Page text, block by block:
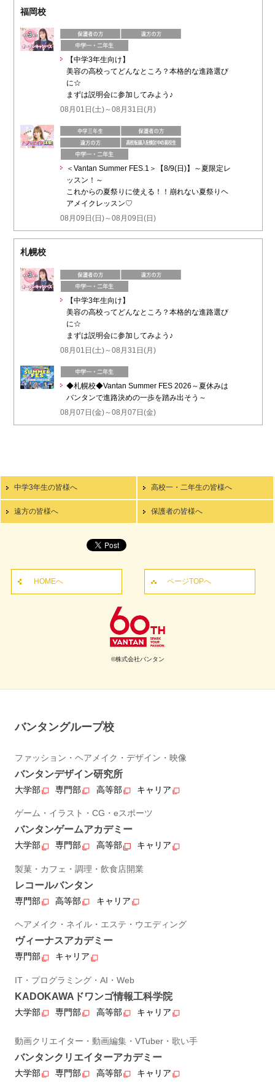
福岡校
【中学3年生向け】
美容の高校ってどんなところ？本格的な進路選び
に☆
まずは説明会に参加してみよう♪
08月01日(土)～08月31日(月)
＜Vantan Summer FES.1＞【8/9(日)】～夏限定レ
ッスン！～
これからの夏祭りに使える！！崩れない夏祭りヘ
アメイクレッスン♡
08月09日(日)～08月09日(日)
札幌校
【中学3年生向け】
美容の高校ってどんなところ？本格的な進路選び
に☆
まずは説明会に参加してみよう♪
08月01日(土)～08月31日(月)
◆札幌校◆Vantan Summer FES 2026～夏休みは
バンタンで進路決めの一歩を踏み出そう～
08月07日(金)～08月07日(金)
中学3年生の皆様へ 高校一・二年生の皆様へ
遠方の皆様へ 保護者の皆様へ
HOMEへ ページTOPへ
©株式会社バンタン
バンタングループ校
ファッション・ヘアメイク・デザイン・映像
バンタンデザイン研究所
大学部 専門部 高等部 キャリア
ゲーム・イラスト・CG・eスポーツ
バンタンゲームアカデミー
大学部 専門部 高等部 キャリア
製菓・カフェ・調理・飲食店開業
レコールバンタン
専門部 高等部 キャリア
ヘアメイク・ネイル・エステ・ウエディング
ヴィーナスアカデミー
専門部 キャリア
IT・プログラミング・AI・Web
KADOKAWAドワンゴ情報工科学院
大学部 専門部 高等部 キャリア
動画クリエイター・動画編集・VTuber・歌い手
バンタンクリエイターアカデミー
大学部 専門部 高等部 キャリア